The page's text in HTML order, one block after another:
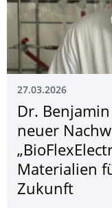
27.03.2026
Dr.
neuer
Materialien
Zukunft